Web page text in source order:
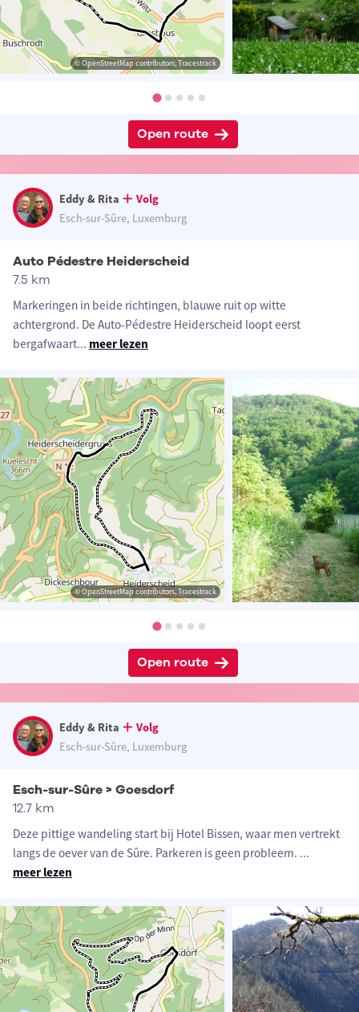
© OpenStreetMap contributors, Tracestrack
Open route
Eddy & Rita
Volg
Esch-sur-Sûre, Luxemburg
Auto Pédestre Heiderscheid
7.5 km
Markeringen in beide richtingen, blauwe ruit op witte
achtergrond. De Auto-Pédestre Heiderscheid loopt eerst
bergafwaart... meer lezen
© OpenStreetMap contributors, Tracestrack
Open route
Eddy & Rita
Volg
Esch-sur-Sûre, Luxemburg
Esch-sur-Sûre > Goesdorf
12.7 km
Deze pittige wandeling start bij Hotel Bissen, waar men vertrekt
langs de oever van de Sûre. Parkeren is geen probleem. ...
meer lezen